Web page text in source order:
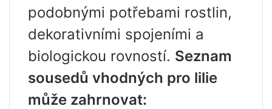
podobnými potřebami rostlin,
dekorativními spojeními a
biologickou rovností. Seznam
sousedů vhodných pro lilie
může zahrnovat: